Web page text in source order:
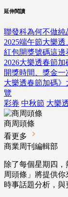
延伸閱讀
聯發科為何不做
2025端午節大樂
紅包開獎號碼這邊
2026大樂透春節
開獎時間、獎金一
大樂透春節加碼
覽
彩券 中秋節 大樂
商周頭條
看更多
商業周刊編輯部
除了每個星期四
周頭條」將提供你
時事話題分析，與